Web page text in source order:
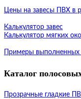
Цены на завесы ПВХ в
Калькулятор завес
Калькулятор мягких
Примеры выполненных
Каталог
Прозрачные гладкие